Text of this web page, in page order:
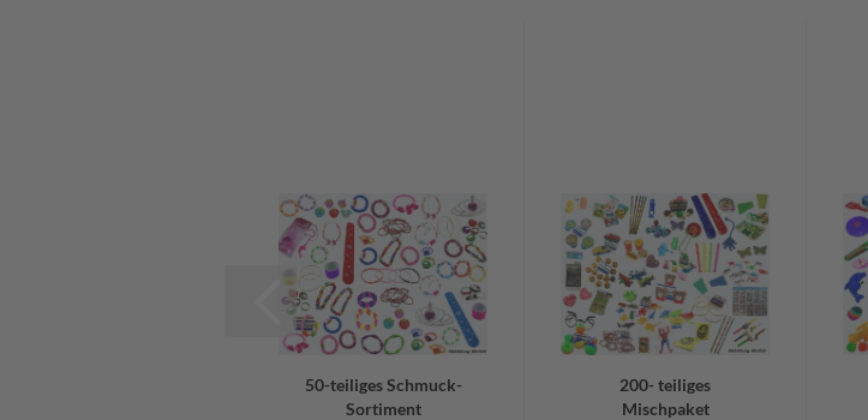
50-teiliges Schmuck-
Sortiment
200- teiliges
Mischpaket